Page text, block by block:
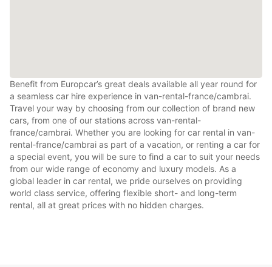
Benefit from Europcar’s great deals available all year round for
a seamless car hire experience in van-rental-france/cambrai.
Travel your way by choosing from our collection of brand new
cars, from one of our stations across van-rental-
france/cambrai. Whether you are looking for car rental in van-
rental-france/cambrai as part of a vacation, or renting a car for
a special event, you will be sure to find a car to suit your needs
from our wide range of economy and luxury models. As a
global leader in car rental, we pride ourselves on providing
world class service, offering flexible short- and long-term
rental, all at great prices with no hidden charges.